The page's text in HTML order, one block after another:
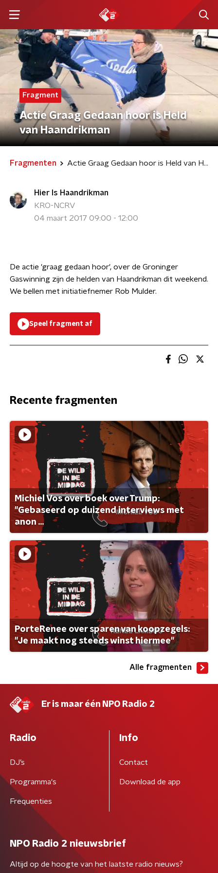
Fragment
Actie Graag Gedaan hoor is Held
van Haandrikman
Fragmenten Actie Graag Gedaan hoor is Held van Haandrikman
Hier Is Haandrikman
KRO-NCRV
04 maart 2017 09:00 - 12:00
De actie 'graag gedaan hoor', over de Groninger
Gaswinning zijn de helden van Haandrikman dit weekend.
We bellen met initiatiefnemer Rob Mulder.
Speel fragment af
Recente fragmenten
Michiel Vos over boek over Trump:
"Gebaseerd op duizend interviews met
anon ...
PorteRenee over sparen van koopzegels:
"Je maakt nog steeds winst hiermee"
Alle fragmenten
Er is maar één NPO Radio 2
Radio
DJ’s
Programma's
Frequenties
Info
Contact
Download de app
NPO Radio 2 nieuwsbrief
Altijd op de hoogte van het laatste radio nieuws?